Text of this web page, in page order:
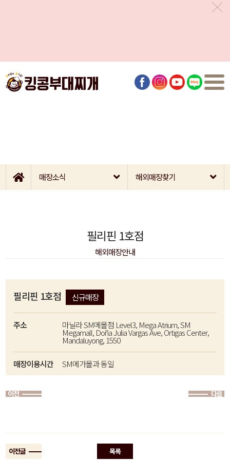
매장소식 해외매장찾기
필리핀 1호점
해외매장안내
필리핀 1호점 신규매장
주소 마닐라 SM메몰점 Level3, Mega Atrium, SM
Megamall, Doña Julia Vargas Ave, Ortigas Center,
Mandaluyong, 1550
매장이용시간 SM메가몰과 동일
이전 다음
이전글 목록